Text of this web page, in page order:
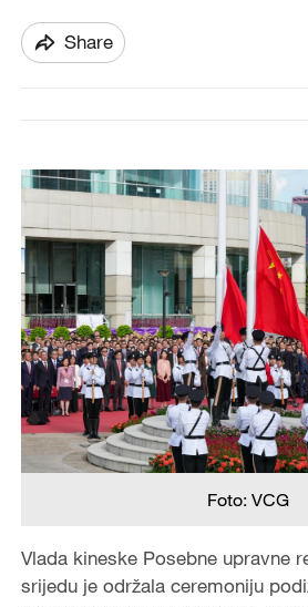
Share
Foto: VCG
Vlada kineske Posebne upravne
srijedu je održala ceremoniju